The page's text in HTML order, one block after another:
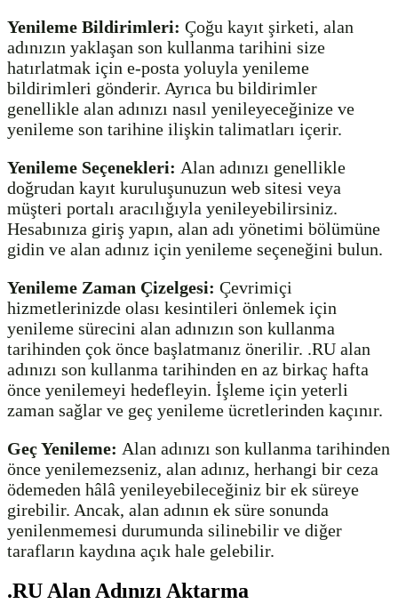
Yenileme Bildirimleri: Çoğu kayıt şirketi, alan
adınızın yaklaşan son kullanma tarihini size
hatırlatmak için e-posta yoluyla yenileme
bildirimleri gönderir. Ayrıca bu bildirimler
genellikle alan adınızı nasıl yenileyeceğinize ve
yenileme son tarihine ilişkin talimatları içerir.
Yenileme Seçenekleri: Alan adınızı genellikle
doğrudan kayıt kuruluşunuzun web sitesi veya
müşteri portalı aracılığıyla yenileyebilirsiniz.
Hesabınıza giriş yapın, alan adı yönetimi bölümüne
gidin ve alan adınız için yenileme seçeneğini bulun.
Yenileme Zaman Çizelgesi: Çevrimiçi
hizmetlerinizde olası kesintileri önlemek için
yenileme sürecini alan adınızın son kullanma
tarihinden çok önce başlatmanız önerilir. .RU alan
adınızı son kullanma tarihinden en az birkaç hafta
önce yenilemeyi hedefleyin. İşleme için yeterli
zaman sağlar ve geç yenileme ücretlerinden kaçınır.
Geç Yenileme: Alan adınızı son kullanma tarihinden
önce yenilemezseniz, alan adınız, herhangi bir ceza
ödemeden hâlâ yenileyebileceğiniz bir ek süreye
girebilir. Ancak, alan adının ek süre sonunda
yenilenmemesi durumunda silinebilir ve diğer
tarafların kaydına açık hale gelebilir.
.RU Alan Adınızı Aktarma